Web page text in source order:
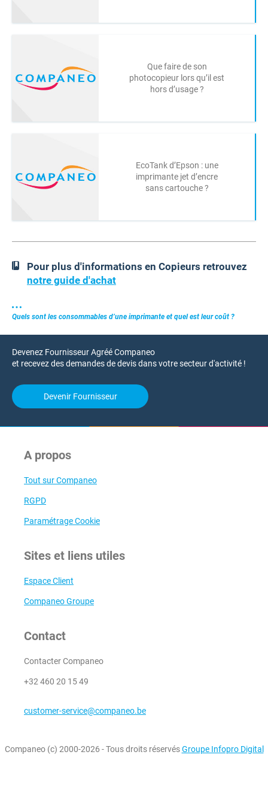
Que faire de son
photocopieur lors qu’il est
hors d’usage ?
EcoTank d’Epson : une
imprimante jet d’encre
sans cartouche ?
Pour plus d'informations en Copieurs retrouvez
notre guide d'achat
Quels sont les consommables d’une imprimante et quel est leur coût ?
Devenez Fournisseur Agréé Companeo
et recevez des demandes de devis dans votre secteur d'activité !
Devenir Fournisseur
A propos
Tout sur Companeo
RGPD
Paramétrage Cookie
Sites et liens utiles
Espace Client
Companeo Groupe
Contact
Contacter Companeo
+32 460 20 15 49
customer-service@companeo.be
Companeo (c) 2000-2026 - Tous droits réservésGroupe Infopro Digital